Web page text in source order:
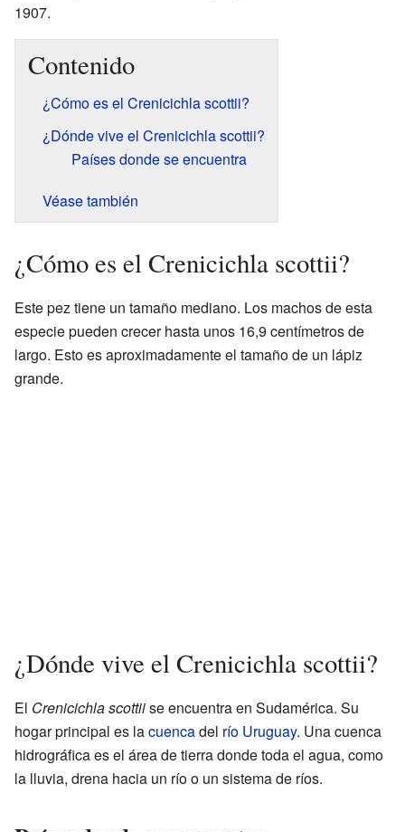
1907.
Contenido
¿Cómo es el Crenicichla scottii?
¿Dónde vive el Crenicichla scottii?
Países donde se encuentra
Véase también
¿Cómo es el Crenicichla scottii?
Este pez tiene un tamaño mediano. Los machos de esta
especie pueden crecer hasta unos 16,9 centímetros de
largo. Esto es aproximadamente el tamaño de un lápiz
grande.
¿Dónde vive el Crenicichla scottii?
El Crenicichla scottiise encuentra en Sudamérica. Su
hogar principal es lacuencadel río Uruguay. Una cuenca
hidrográfica es el área de tierra donde toda el agua, como
la lluvia, drena hacia un río o un sistema de ríos.